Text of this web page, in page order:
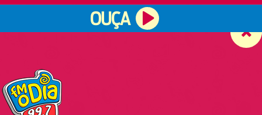
OUÇA